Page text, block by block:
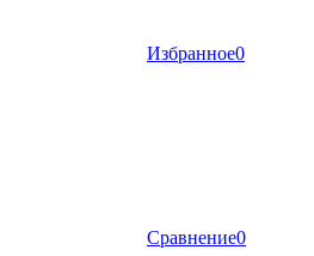
Избранное0
Сравнение0